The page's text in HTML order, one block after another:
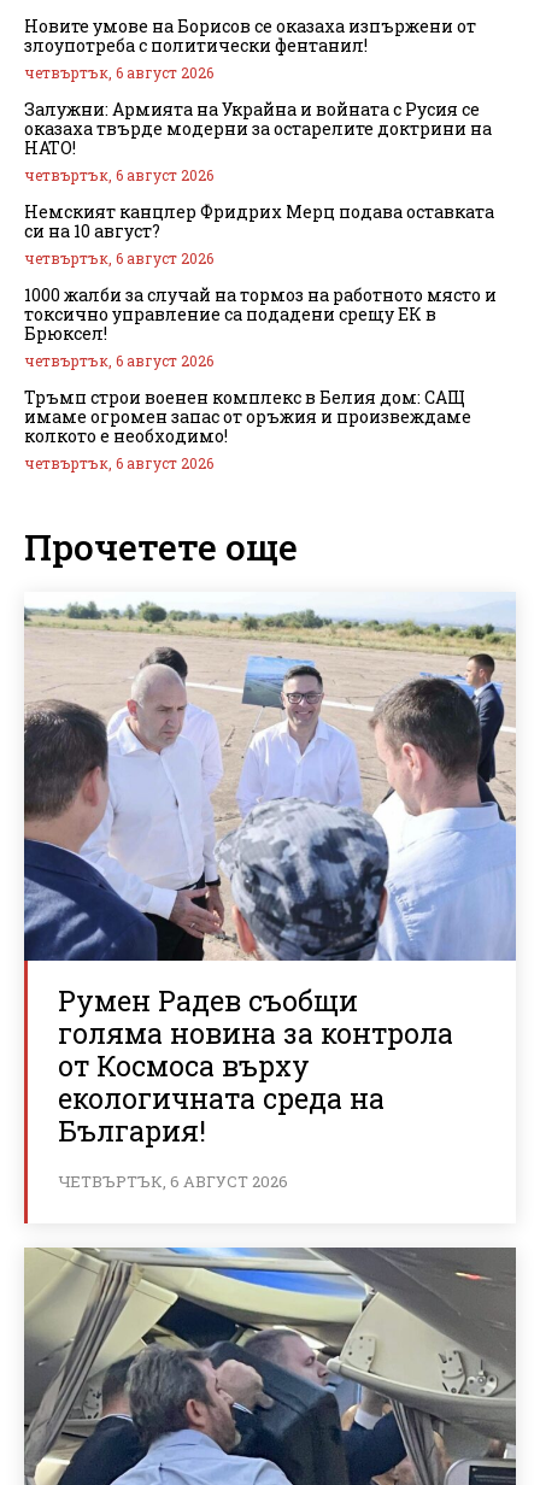
Новите умове на Борисов се оказаха изпържени от
злоупотреба с политически фентанил!
четвъртък, 6 август 2026
Залужни: Армията на Украйна и войната с Русия се
оказаха твърде модерни за остарелите доктрини на
НАТО!
четвъртък, 6 август 2026
Немският канцлер Фридрих Мерц подава оставката
си на 10 август?
четвъртък, 6 август 2026
1000 жалби за случай на тормоз на работното място и
токсично управление са подадени срещу ЕК в
Брюксел!
четвъртък, 6 август 2026
Тръмп строи военен комплекс в Белия дом: САЩ
имаме огромен запас от оръжия и произвеждаме
колкото е необходимо!
четвъртък, 6 август 2026
Прочетете още
Румен Радев съобщи
голяма новина за контрола
от Космоса върху
екологичната среда на
България!
ЧЕТВЪРТЪК, 6 АВГУСТ 2026